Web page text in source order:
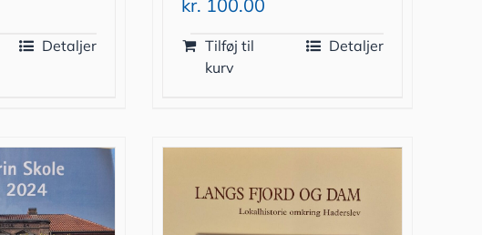
Detaljer
kr. 100.00
Tilføj til
kurv
Detaljer